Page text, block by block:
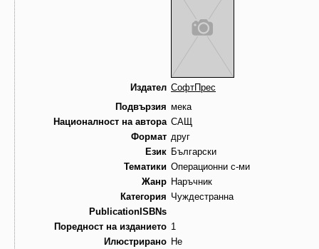
Издател СофтПрес
Подвързия мека
Националност на автора САЩ
Формат друг
Език Български
Тематики Операционни с-ми
Жанр Наръчник
Категория Чуждестранна
PublicationISBNs
Поредност на изданието 1
Илюстрирано Не